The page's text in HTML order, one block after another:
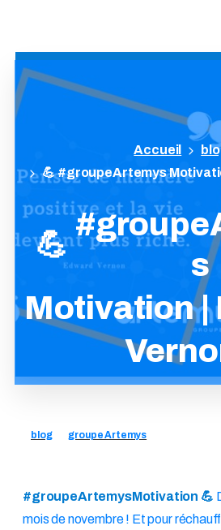
💪
s
Motivation|
💪 #groupeArtemys
blog groupe Artemys
#groupeArtemysMotivation 💪
mois de novembre ! Et pour